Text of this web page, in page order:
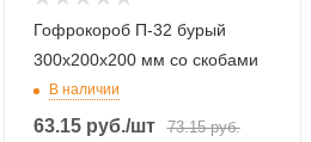
Гофрокороб П-32 бурый
300х200х200 мм со скобами
В наличии
63.15руб./шт 73.15руб.